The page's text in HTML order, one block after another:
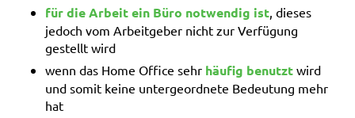
für die Arbeit ein Büro notwendig ist, dieses
jedoch vom Arbeitgeber nicht zur Verfügung
gestellt wird
wenn das Home Office sehr häufig benutztwird
und somit keine untergeordnete Bedeutung mehr
hat